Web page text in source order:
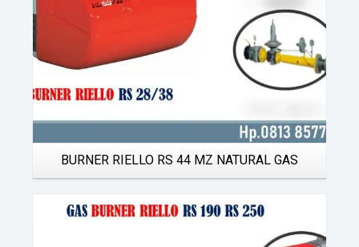
BURNER RIELLO RS 44 MZ NATURAL GAS